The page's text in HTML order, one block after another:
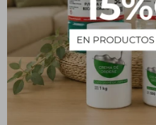
El colágeno es la proteína más
cuerpo. Proporciona la
de arrugas y la flacidez.